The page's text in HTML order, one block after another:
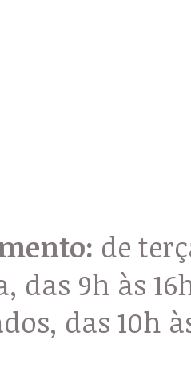
de
das 9h às
das 10h